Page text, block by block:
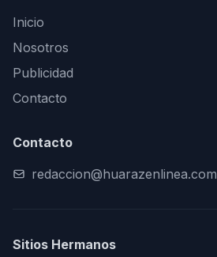
Inicio
Nosotros
Publicidad
Contacto
Contacto
redaccion@huarazenlinea.com
Sitios Hermanos